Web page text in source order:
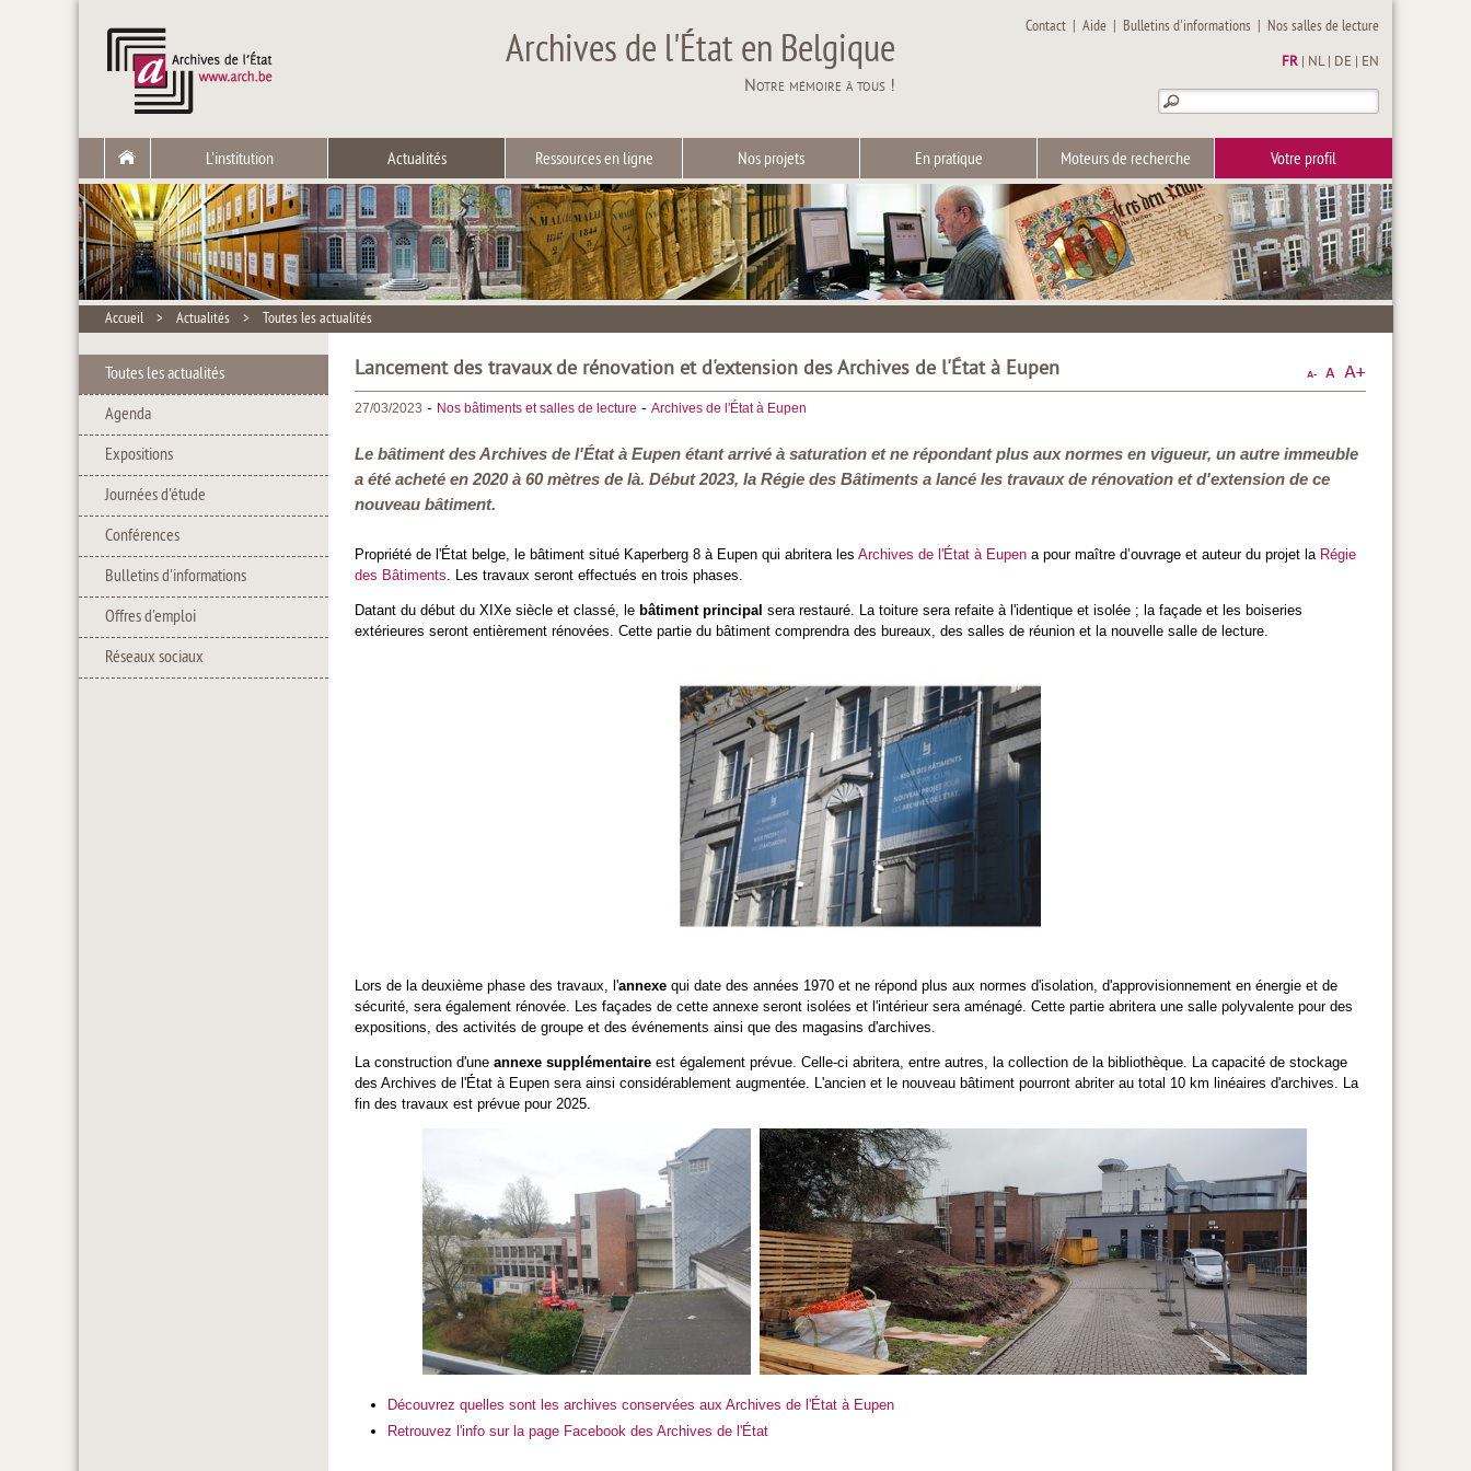
Archives de l'État en Belgique
Notre mémoire à tous !
Contact |Aide | Bulletins d'informations | Nos salles de lecture
FR NL| DE EN
L'institution Actualités Ressources en ligne Nos projets En pratique Moteurs de recherche Votre profil
Accueil > Actualités > Toutes les actualités
Toutes les actualités
Agenda
Expositions
Journées d'étude
Conférences
Bulletins d'informations
Offres d'emploi
Réseaux sociaux
Lancement des travaux de rénovation et d'extension des Archives de l'État à Eupen
27/03/2023 - Nos bâtiments et salles de lecture - Archives de l'État à Eupen
Le bâtiment des Archives de l'État à Eupen étant arrivé à saturation et ne répondant plus aux normes en vigueur, un autre immeuble
a été acheté en 2020 à 60 mètres de là. Début 2023, la Régie des Bâtiments a lancé les travaux de rénovation et d'extension de ce
nouveau bâtiment.
Propriété de l'État belge, le bâtiment situé Kaperberg 8 à Eupen qui abritera les Archives de l'État à Eupen a pour maître d’ouvrage et auteur du projet la Régie
des Bâtiments. Les travaux seront effectués en trois phases.
Datant du début du XIXe siècle et classé, le bâtiment principal sera restauré. La toiture sera refaite à l'identique et isolée ; la façade et les boiseries
extérieures seront entièrement rénovées. Cette partie du bâtiment comprendra des bureaux, des salles de réunion et la nouvelle salle de lecture.
Lors de la deuxième phase des travaux, l'annexe qui date des années 1970 et ne répond plus aux normes d'isolation, d'approvisionnement en énergie et de
sécurité, sera également rénovée. Les façades de cette annexe seront isolées et l'intérieur sera aménagé. Cette partie abritera une salle polyvalente pour des
expositions, des activités de groupe et des événements ainsi que des magasins d'archives.
La construction d'une annexe supplémentaire est également prévue. Celle-ci abritera, entre autres, la collection de la bibliothèque. La capacité de stockage
des Archives de l'État à Eupen sera ainsi considérablement augmentée. L'ancien et le nouveau bâtiment pourront abriter au total 10 km linéaires d'archives. La
fin des travaux est prévue pour 2025.
Découvrez quelles sont les archives conservées aux Archives de l'État à Eupen
Retrouvez l'info sur la page Facebook des Archives de l'État